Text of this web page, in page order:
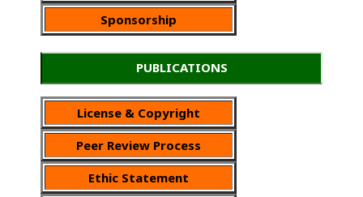
Sponsorship
PUBLICATIONS
License & Copyright
Peer Review Process
Ethic Statement